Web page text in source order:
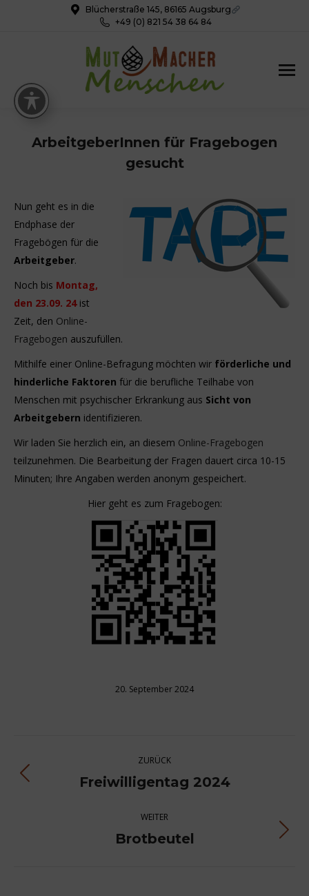
Blücherstraße 145, 86165 Augsburg
+49 (0) 821 54 38 64 84
ArbeitgeberInnen für Fragebogen
gesucht
Nun geht es in die
Endphase der
Fragebögen für die
Arbeitgeber.
Noch bis Montag,
den 23.09. 24 ist
Zeit, den Online-
Fragebogen auszufüllen.
Mithilfe einer Online-Befragung möchten wir förderliche und
hinderliche Faktoren für die berufliche Teilhabe von
Menschen mit psychischer Erkrankung aus Sicht von
Arbeitgebern identifizieren.
Wir laden Sie herzlich ein, an diesem Online-Fragebogen
teilzunehmen. Die Bearbeitung der Fragen dauert circa 10-15
Minuten; Ihre Angaben werden anonym gespeichert.
Hier geht es zum Fragebogen:
20. September 2024
Kommentarnavigation
ZURÜCK
Vorheriger
Freiwilligentag 2024
WEITER
Nächster
Brotbeutel